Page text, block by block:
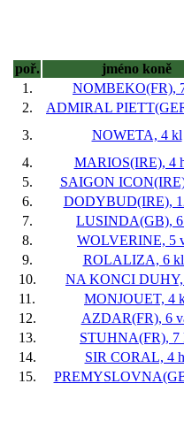
poř.
jméno koně
1.
NOMBEKO(FR),
2.
ADMIRAL
3.
NOWETA, 4 kl
4.
MARIOS(IRE), 4
5.
SAIGON
6.
DODYBUD(IRE),
7.
LUSINDA(GB),
8.
WOLVERINE, 5
9.
ROLALIZA, 6 kl
10.
NA KONCI DUHY,
11.
MONJOUET, 4
12.
AZDAR(FR), 6
13.
STUHNA(FR), 7
14.
SIR CORAL, 4
15.